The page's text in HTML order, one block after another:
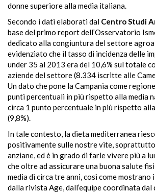
donne superiore alla media italiana.
Secondo i dati elaborati dal Centro Studi
base del primo report dell’Osservatorio
dedicato alla congiuntura del settore
evidenziato che il tasso di incidenza delle
under 35 al 2013 era del 10,6% sul totale
aziende del settore (8.334 iscritte alle
Un dato che pone la Campania come
punti percentuali in più rispetto alla media
circa 1 punto percentuale in più rispetto
(9,8%).
In tale contesto, la dieta mediterranea
positivamente sulle nostre vite,
anziane, ed è in grado di farle vivere più a
che oltre ad assicurare una buona salute
media di circa tre anni, così come
dalla rivista Age, dall’equipe coordinata